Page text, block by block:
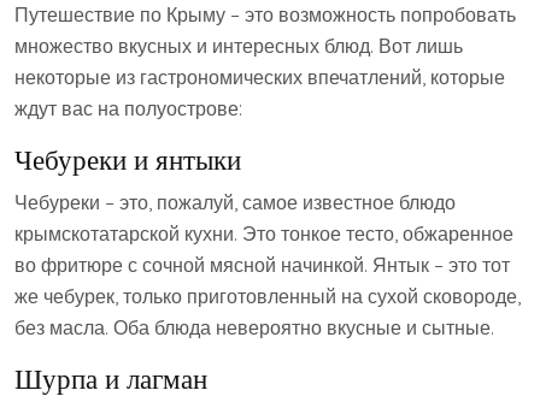
Путешествие по Крыму – это возможность попробовать
множество вкусных и интересных блюд. Вот лишь
некоторые из гастрономических впечатлений‚ которые
ждут вас на полуострове:
Чебуреки и янтыки
Чебуреки – это‚ пожалуй‚ самое известное блюдо
крымскотатарской кухни. Это тонкое тесто‚ обжаренное
во фритюре с сочной мясной начинкой. Янтык – это тот
же чебурек‚ только приготовленный на сухой сковороде‚
без масла. Оба блюда невероятно вкусные и сытные.
Шурпа и лагман